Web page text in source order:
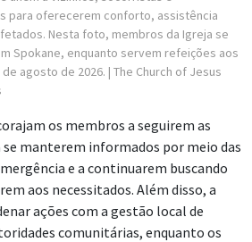
para oferecerem conforto, assistência
Nesta foto, membros da Igreja se
Spokane, enquanto servem refeições aos
agosto de 2026. | The Church of Jesus
os membros a seguirem as
se manterem informados por meio das
e a continuarem buscando
aos necessitados. Além disso, a
ações com a gestão local de
comunitárias, enquanto os